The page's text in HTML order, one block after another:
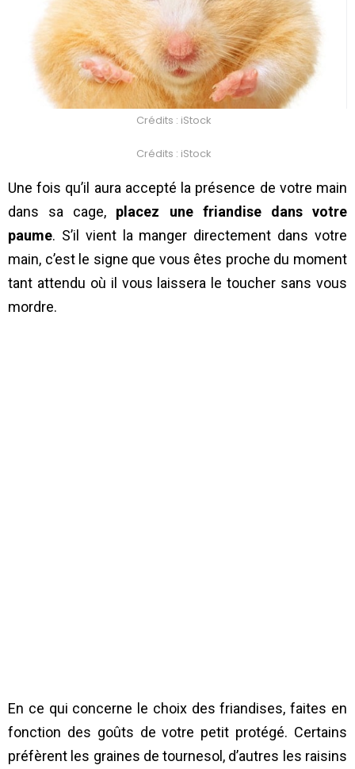
Crédits : iStock
Crédits : iStock
Une fois qu’il aura accepté la présence de votre main
dans sa cage, placez une friandise dans votre
paume. S’il vient la manger directement dans votre
main, c’est le signe que vous êtes proche du moment
tant attendu où il vous laissera le toucher sans vous
mordre.
En ce qui concerne le choix des friandises, faites en
fonction des goûts de votre petit protégé. Certains
préfèrent les graines de tournesol, d’autres les raisins